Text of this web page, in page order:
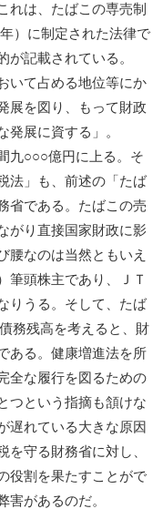
れは、たばこの専売制
）に制定された法律で
記載されている。
いて占める地位等にか
を図り、もって財政
発展に資する」。
九○○○億円に上る。そ
法」も、前述の「たば
省である。たばこの売
がり直接国家財政に影
腰なのは当然ともいえ
筆頭株主であり、ＪＴ
りうる。そして、たば
務残高を考えると、財
ある。健康増進法を所
全な履行を図るための
つという指摘も頷けな
遅れている大きな原因
守る財務省に対し、
役割を果たすことがで
害があるのだ。